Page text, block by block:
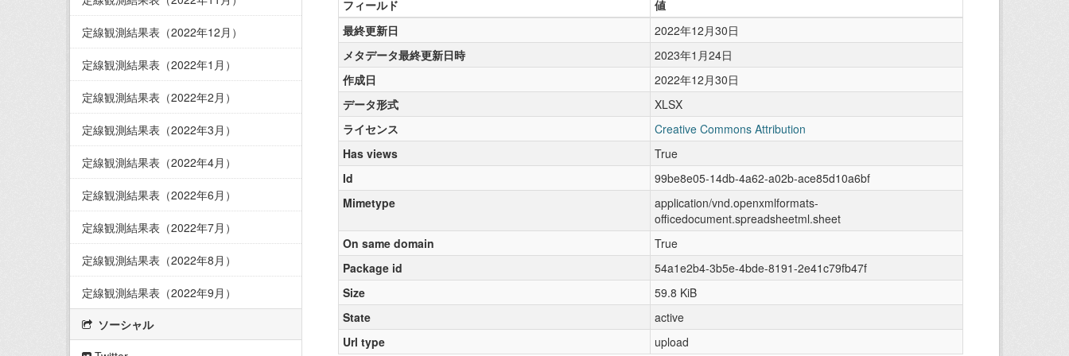
定線観測結果表（2022年12月）
定線観測結果表（2022年1月）
定線観測結果表（2022年2月）
定線観測結果表（2022年3月）
定線観測結果表（2022年4月）
定線観測結果表（2022年6月）
定線観測結果表（2022年7月）
定線観測結果表（2022年8月）
定線観測結果表（2022年9月）
ソーシャル
フィールド
値
最終更新日
2022年12月30日
メタデータ最終更新日時
2023年1月24日
作成日
2022年12月30日
データ形式
XLSX
ライセンス
Creative Commons Attribution
Has views
True
Id
99be8e05-14db-4a62-a02b-ace85d10a6bf
Mimetype
application/vnd.openxmlformats-
officedocument.spreadsheetml.sheet
On same domain
True
Package id
54a1e2b4-3b5e-4bde-8191-2e41c79fb47f
Size
59.8 KiB
State
active
Url type
upload